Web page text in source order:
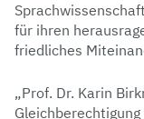
für ihren
friedliches
„Prof. Dr. Karin